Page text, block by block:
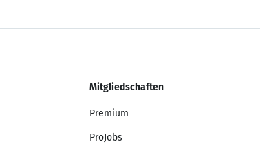
Mitgliedschaften
Premium
ProJobs